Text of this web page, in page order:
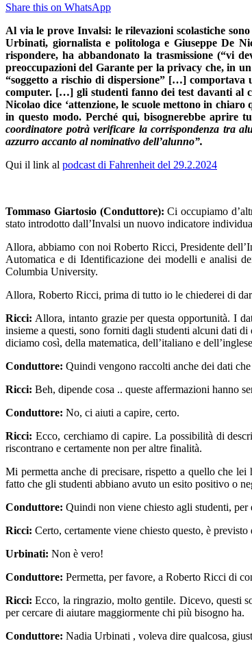
Share this on WhatsApp
Al via le prove Invalsi: le rilevazioni scolastiche
Urbinati, giornalista e politologa e Giuseppe De
rispondere, ha abbandonato la trasmissione (“vi
preoccupazioni del Garante per la privacy che, in
“soggetto a rischio di dispersione” […]
computer. […] gli studenti fanno dei test davanti al
Nicolao dice ‘attenzione, le scuole mettono in
in questo modo. Perché qui, bisognerebbe
coordinatore potrà verificare la corrispondenza tra
azzurro accanto al nominativo dell’alunno”.
Qui il link al podcast di Fahrenheit del 29.2.2024
Tommaso Giartosio (Conduttore): Ci occupiamo
stato introdotto dall’Invalsi un nuovo indicatore
Allora, abbiamo con noi Roberto Ricci, Presidente
Automatica e di Identificazione dei modelli e analisi
Columbia University.
Allora, Roberto Ricci, prima di tutto io le chiederei di
Ricci: Allora, intanto grazie per questa opportunità. I
insieme a questi, sono forniti dagli studenti alcuni dati
diciamo così, della matematica, dell’italiano e
Conduttore: Quindi vengono raccolti anche dei dati
Ricci: Beh, dipende cosa .. queste affermazioni hanno
Conduttore: No, ci aiuti a capire, certo.
Ricci: Ecco, cerchiamo di capire. La possibilità di
riscontrano e certamente non per altre finalità.
Mi permetta anche di precisare, rispetto a quello che
fatto che gli studenti abbiano avuto un esito positivo o
Conduttore: Quindi non viene chiesto agli studenti,
Ricci: Certo, certamente viene chiesto questo, è
Urbinati: Non è vero!
Conduttore: Permetta, per favore, a Roberto Ricci di
Ricci: Ecco, la ringrazio, molto gentile. Dicevo, questi
per cercare di aiutare maggiormente chi più bisogno ha.
Conduttore: Nadia Urbinati , voleva dire qualcosa,